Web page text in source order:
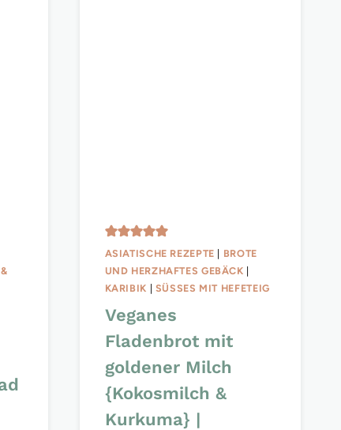
ASIATISCHE REZEPTE | BROTE
UND HERZHAFTES GEBÄCK |
KARIBIK | SÜSSES MIT HEFETEIG
Veganes
Fladenbrot mit
goldener Milch
{Kokosmilch &
Kurkuma} |